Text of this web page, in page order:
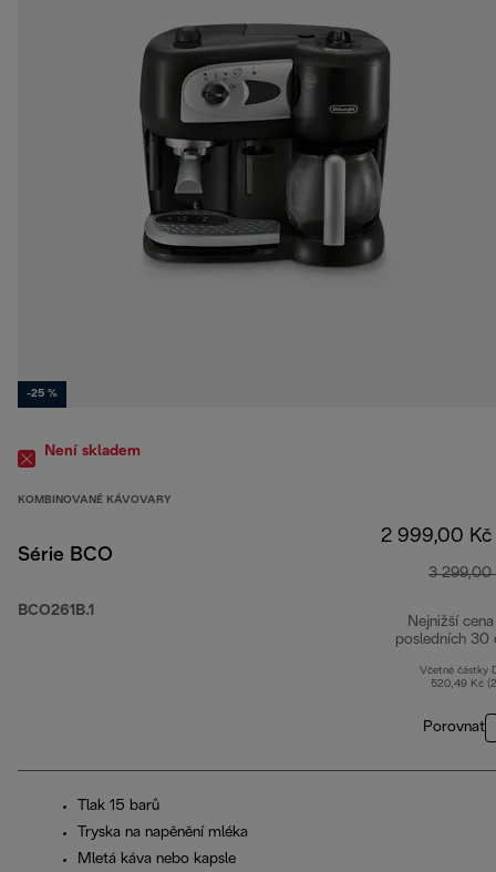
-25 %
Není skladem
KOMBINOVANÉ KÁVOVARY
Série BCO
BCO261B.1
2 999,00 Kč
3 299,00
Nejnižší
posledních 30
Včetně částky
520,49 Kč
Porovnat
Tlak 15 barů
Tryska na napěnění mléka
Mletá káva nebo kapsle